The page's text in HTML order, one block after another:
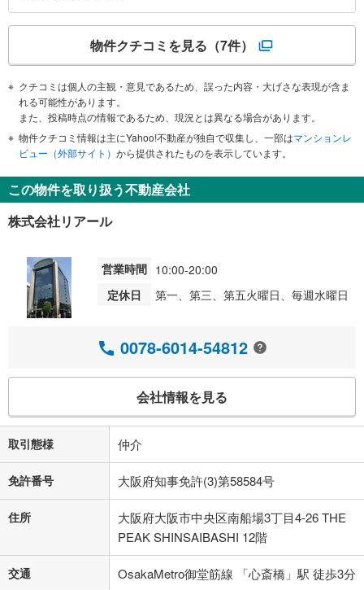
物件クチコミを見る （7件）
クチコミは個人の主観・意見であるため、誤った内容・大げさな表現が含ま
れる可能性があります。
また、投稿時点の情報であるため、現況とは異なる場合があります。
物件クチコミ情報は主にYahoo!不動産が独自で収集し、一部はマンションレ
ビュー（外部サイト） から提供されたものを表示しています。
この物件を取り扱う不動産会社
株式会社リアール
営業時間 10:00-20:00
定休日
第一、第三、第五火曜日、毎週水曜日
0078-6014-54812
会社情報を見る
取引態様 仲介
免許番号 大阪府知事免許(3)第58584号
住所
大阪府大阪市中央区南船場3丁目4-26 THE
PEAK SHINSAIBASHI 12階
交通 OsakaMetro御堂筋線 「心斎橋」駅 徒歩3分